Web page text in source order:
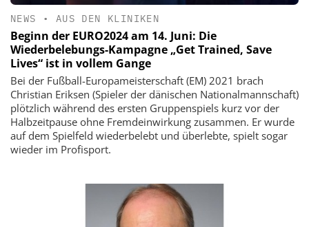
NEWS • AUS DEN KLINIKEN
Beginn der EURO2024 am 14. Juni: Die
Wiederbelebungs-Kampagne „Get Trained, Save
Lives“ ist in vollem Gange
Bei der Fußball-Europameisterschaft (EM) 2021 brach
Christian Eriksen (Spieler der dänischen Nationalmannschaft)
plötzlich während des ersten Gruppenspiels kurz vor der
Halbzeitpause ohne Fremdeinwirkung zusammen. Er wurde
auf dem Spielfeld wiederbelebt und überlebte, spielt sogar
wieder im Profisport.